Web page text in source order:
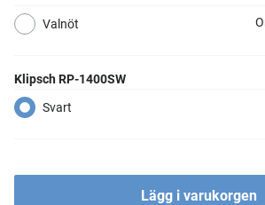
Valnöt
Klipsch RP-1400SW
Svart
Lägg i varukorgen